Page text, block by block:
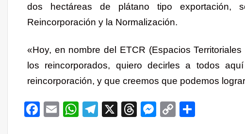
dos hectáreas de plátano tipo
Reincorporación y la Normalización.
«Hoy, en nombre del ETCR (Espacios
los reincorporados, quiero decirles a todos
reincorporación, y que creemos que podemos
Facebook
EmailWhatsApp
Telegram
X Threads
Messenger
Copy